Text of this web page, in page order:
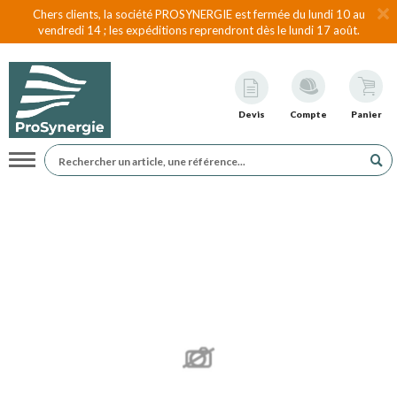
Chers clients, la société PROSYNERGIE est fermée du lundi 10 au
vendredi 14 ; les expéditions reprendront dès le lundi 17 août.
Devis Compte Panier
Navigation